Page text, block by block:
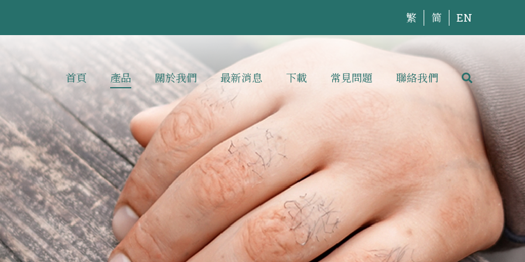
繁 简 EN
首頁 產品 關於我們 最新消息 下載 常見問題 聯絡我們